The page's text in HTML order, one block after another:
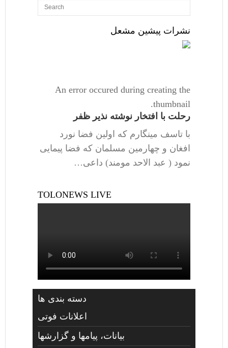
نشرات پیشین مشعل
An error occured during creating the
thumbnail.
رحلت با افتخار نوشته نذیر ظفر
با تاسف مینگارم که اولین فضا نورد
افغان و چهارمین مسلمان که فضا پیمایی
نمود ( عبد الاحد مومند) داعی…
TOLONEWS LIVE
دسته بندی ها
اعلانات فوتی
بیانات، پیامها و گزارشها